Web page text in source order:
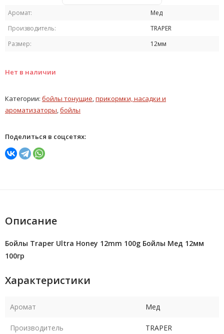
Аромат:
Мед
Производитель:
TRAPER
Размер:
12мм
Нет в наличии
Категории: бойлы тонущие прикормки, насадки и
ароматизаторы бойлы
Поделиться в соцсетях:
Описание
Бойлы Traper Ultra Honey 12mm 100g Бойлы Мед 12мм
100гр
Характеристики
Аромат Мед
Производитель TRAPER